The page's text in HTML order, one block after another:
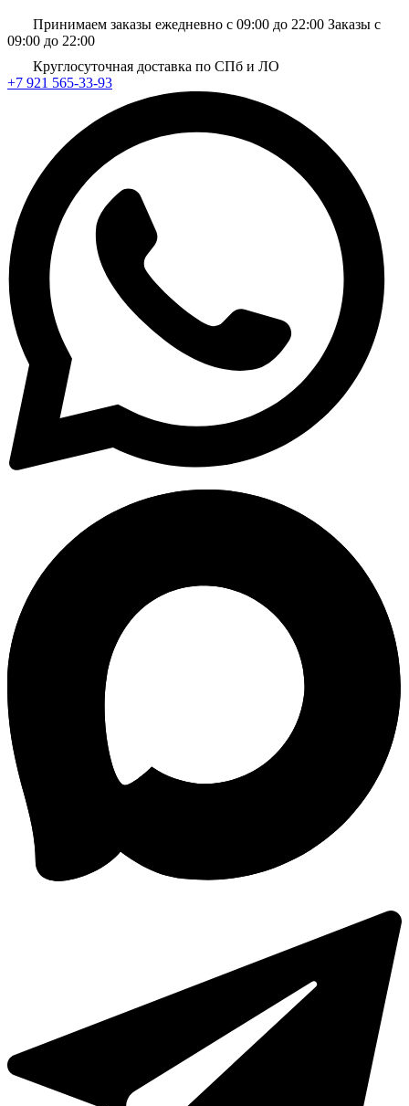
Принимаем заказы ежедневно с 09:00 до 22:00 Заказы с
09:00 до 22:00
Круглосуточная доставка по СПб и ЛО
+7 921 565-33-93